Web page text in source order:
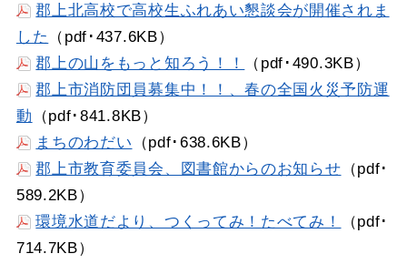
郡上北高校で高校生ふれあい懇談会が開催されま
した
（pdf･437.6KB）
郡上の山をもっと知ろう！！
（pdf･490.3KB）
郡上市消防団員募集中！！、春の全国火災予防運
動 （pdf･841.8KB）
まちのわだい （pdf･638.6KB）
郡上市教育委員会、図書館からのお知らせ （pdf･
589.2KB）
環境水道だより、つくってみ！たべてみ！
（pdf･
714.7KB）